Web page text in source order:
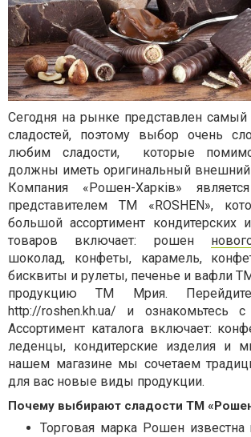
Сегодня на рынке представлен
сладостей, поэтому выбор очень
любим сладости, которые
должны иметь оригинальный внешний
Компания «Рошен-Харків»
представителем ТМ «ROSHEN»,
большой ассортимент кондитерских
товаров включает: рошен
шоколад, конфеты, карамель,
бисквиты и рулеты, печенье и вафли
продукцию ТМ Мрия.
http://roshen.kh.ua/ и ознакомьтесь
Ассортимент каталога включает:
леденцы, кондитерские изделия и
нашем магазине мы сочетаем
для вас новые виды продукции.
Почему выбирают сладости ТМ
Торговая марка Рошен известна